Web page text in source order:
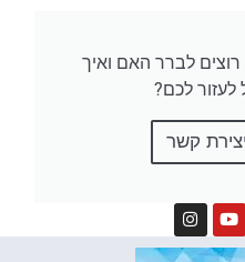
לברר האם ואיך
לעזור לכם?
קשר